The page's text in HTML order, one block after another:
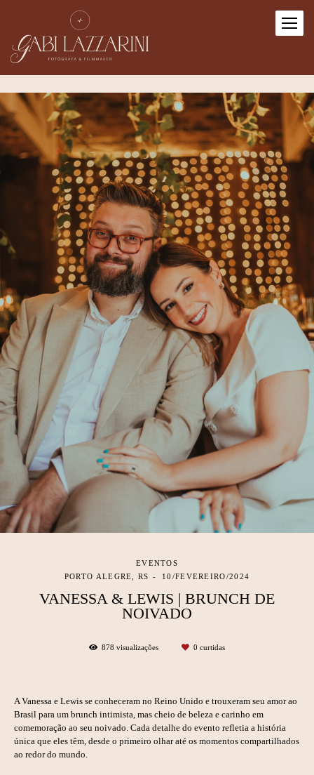
EVENTOS
PORTO ALEGRE, RS
10/FEVEREIRO/2024
VANESSA & LEWIS | BRUNCH DE
NOIVADO
878 visualizações 0 curtidas
A Vanessa e Lewis se conheceram no Reino Unido e trouxeram seu amor ao
Brasil para um brunch intimista, mas cheio de beleza e carinho em
comemoração ao seu noivado. Cada detalhe do evento refletia a história
única que eles têm, desde o primeiro olhar até os momentos compartilhados
ao redor do mundo.